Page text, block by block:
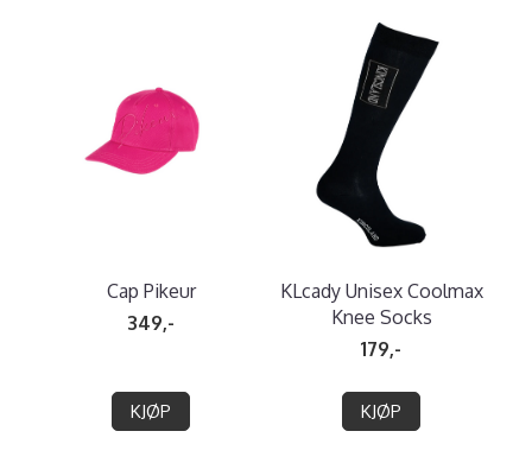
Cap Pikeur
349,-
KJØP
KLcady Unisex Coolmax
Knee Socks
179,-
KJØP